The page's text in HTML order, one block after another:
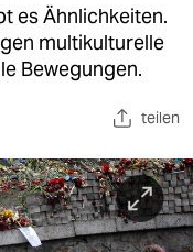
es Ähnlichkeiten.
multikulturelle
Bewegungen.
teilen